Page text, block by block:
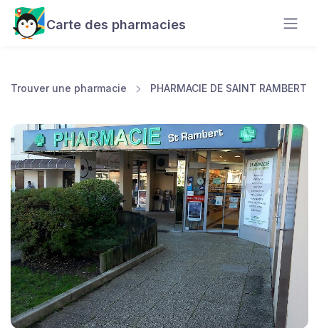
Carte des pharmacies
Trouver une pharmacie PHARMACIE DE SAINT RAMBERT